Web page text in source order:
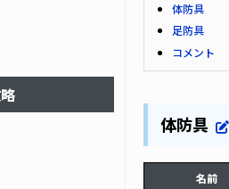
体防具
足防具
コメント
体防具
名前